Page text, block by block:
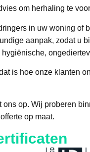
om herhaling te
in uw woning of
aanpak, zodat u
is hoe onze klanten
ons op. Wij proberen
op maat.